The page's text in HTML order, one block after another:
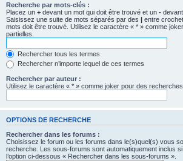
Recherche par mots-clés :
Placez un + devant un mot qui doit être trouvé et un -
Saisissez une suite de mots séparés par des | entre
mots doit être trouvé. Utilisez le caractère « * » comme
partielles.
Rechercher tous les termes
Rechercher n’importe lequel de ces termes
Rechercher par auteur :
Utilisez le caractère « * » comme joker pour des recherches
OPTIONS DE RECHERCHE
Rechercher dans les forums :
Choisissez le forum ou les forums dans le(s)quel(s) vous
recherche. Les sous-forums sont automatiquement inclus
l’option ci-dessous « Rechercher dans les sous-forums ».